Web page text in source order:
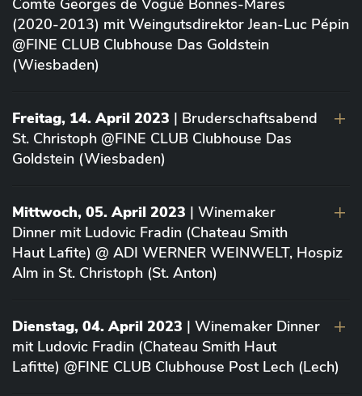
Comte Georges de Vogüé Bonnes-Mares
(2020-2013) mit Weingutsdirektor Jean-Luc Pépin
@FINE CLUB Clubhouse Das Goldstein
(Wiesbaden)
Freitag, 14. April 2023 | Bruderschaftsabend
St. Christoph @FINE CLUB Clubhouse Das
Goldstein (Wiesbaden)
Mittwoch, 05. April 2023 | Winemaker
Dinner mit Ludovic Fradin (Chateau Smith
Haut Lafite) @ ADI WERNER WEINWELT, Hospiz
Alm in St. Christoph (St. Anton)
Dienstag, 04. April 2023 | Winemaker Dinner
mit Ludovic Fradin (Chateau Smith Haut
Lafitte) @FINE CLUB Clubhouse Post Lech (Lech)